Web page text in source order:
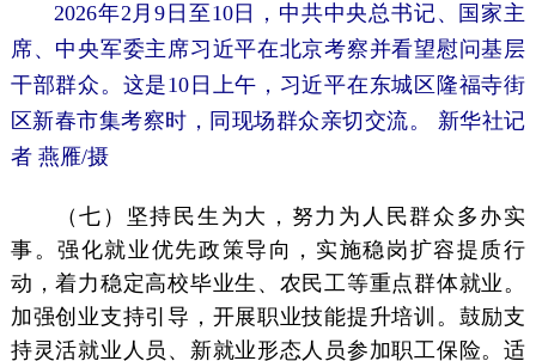
2026年2月9日至10日，中共中央总书记、国家主
席、中央军委主席习近平在北京考察并看望慰问基层
干部群众。这是10日上午，习近平在东城区隆福寺街
区新春市集考察时，同现场群众亲切交流。 新华社记
者 燕雁/摄
（七）坚持民生为大，努力为人民群众多办实
事。强化就业优先政策导向，实施稳岗扩容提质行
动，着力稳定高校毕业生、农民工等重点群体就业。
加强创业支持引导，开展职业技能提升培训。鼓励支
持灵活就业人员、新就业形态人员参加职工保险。适